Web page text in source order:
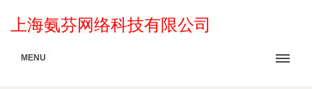
上海氨芬网络科技有限公司
MENU